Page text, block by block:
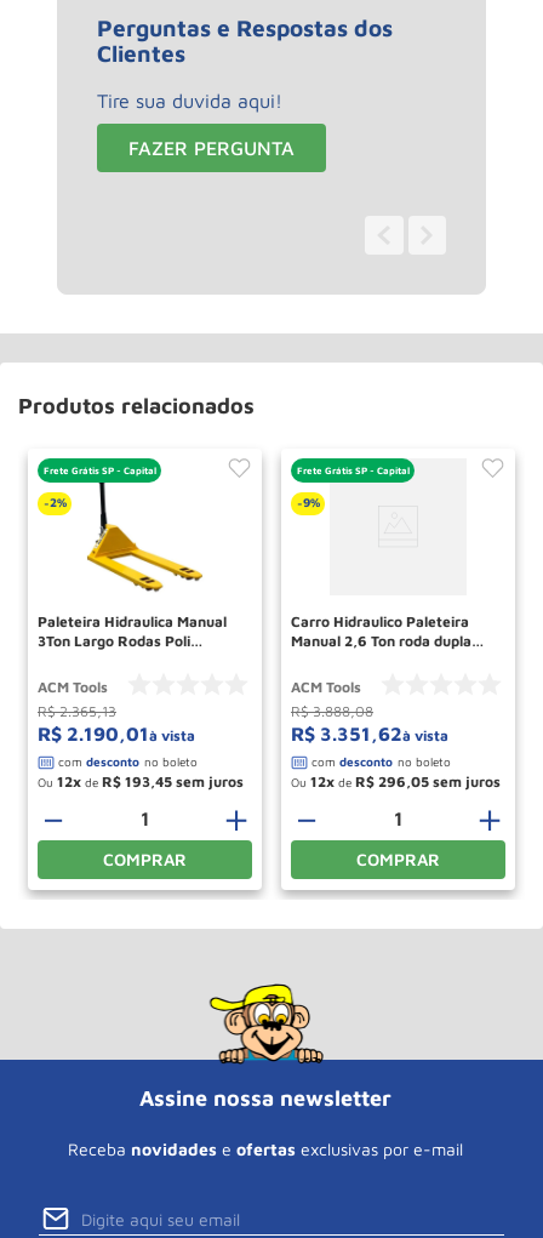
Perguntas e Respostas dos
Clientes
Tire sua duvida aqui!
FAZER PERGUNTA
Produtos relacionados
Frete Grátis SP - Capital
-2%
Paleteira Hidraulica Manual
3Ton Largo Rodas Poli
TOOLS
ACM Tools
R$ 2.365,13
R$ 2.190,01à vista
Ou 12 de R$ 193,45
＋
－
COMPRAR
Frete Grátis SP - Capital
-9%
Carro Hidraulico Paleteira
Manual 2,6 Ton roda dupla
TOOLS
ACM Tools
R$ 3.888,08
R$ 3.351 ,62à vista
Ou 12 de R$ 296,05
＋
－
COMPRAR
Assine nossa newsletter
Receba novidades e ofertas exclusivas por e-mail